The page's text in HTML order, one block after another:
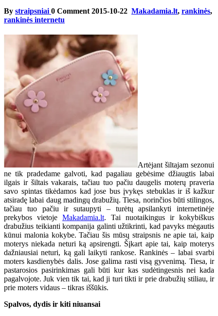
By straipsniai 0 Comment 2015-10-22 Makadamia.lt, rankinės,
rankinės internetu
Artėjant šiltajam sezonui
ne tik pradedame galvoti, kad pagaliau gebėsime džiaugtis labai
ilgais ir šiltais vakarais, tačiau tuo pačiu daugelis moterų praveria
savo spintas tikėdamos kad jose bus įvykęs stebuklas ir iš kažkur
atsiradę labai daug madingų drabužių. Tiesa, norinčios būti stilingos,
tačiau tuo pačiu ir sutaupyti – turėtų apsilankyti internetinėje
prekybos vietoje Makadamia.lt. Tai nuotaikingus ir kokybiškus
drabužius teikianti kompanija galinti užtikrinti, kad pavyks mėgautis
kūnui malonia kokybe. Tačiau šis mūsų straipsnis ne apie tai, kaip
moterys niekada neturi ką apsirengti. Šįkart apie tai, kaip moterys
dažniausiai neturi, ką gali laikyti rankose. Rankinės – labai svarbi
moters kasdienybės dalis. Jose galima rasti visą gyvenimą. Tiesa, ir
pastarosios pasirinkimas gali būti kur kas sudėtingesnis nei kada
pagalvojote. Juk vien tik tai, kad ji turi tikti ir prie drabužių stiliau, ir
prie moters vidaus – tikras iššūkis.
Spalvos, dydis ir kiti niuansai